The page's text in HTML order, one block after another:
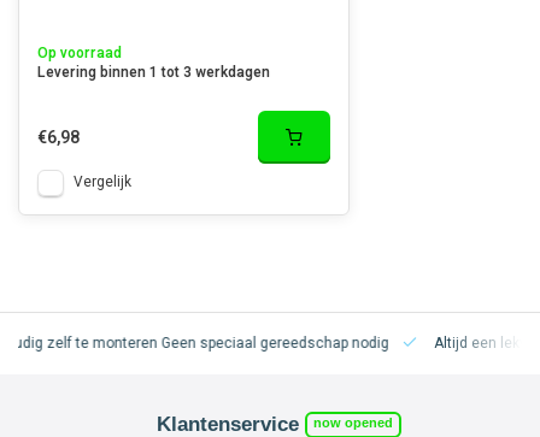
Op voorraad
Levering binnen 1 tot 3 werkdagen
€6,98
Vergelijk
zelf te monteren Geen speciaal gereedschap nodig Altijd een
Klantenservice now opened